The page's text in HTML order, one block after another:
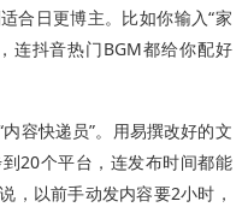
合日更博主。比如你输入“家
连抖音热门BGM都给你配好
容快递员”。用易撰改好的文
20个平台，连发布时间都能
，以前手动发内容要2小时，